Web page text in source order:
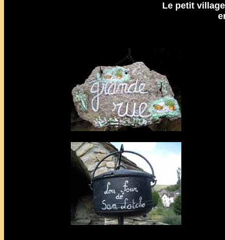
Le petit